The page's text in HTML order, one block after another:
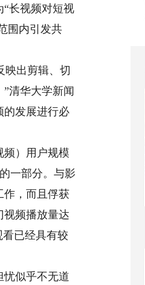
长视频对短视
围内引发共
出剪辑、切
清华大学新闻
的发展进行必
）用户规模
一部分。与影
作，而且俘获
视频播放量达
已经具有较
似乎不无道